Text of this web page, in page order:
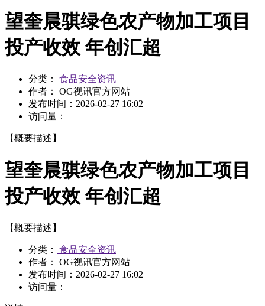
望奎晨骐绿色农产物加工项目
投产收效 年创汇超
分类：
食品安全资讯
作者： OG视讯官方网站
发布时间： 2026-02-27 16:02
访问量：
【概要描述】
望奎晨骐绿色农产物加工项目
投产收效 年创汇超
【概要描述】
分类：
食品安全资讯
作者： OG视讯官方网站
发布时间： 2026-02-27 16:02
访问量：